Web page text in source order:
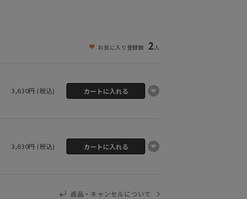
お気に入り登録数 2人
3,630円 (税込)
3,630円 (税込)
返品・キャンセルについて